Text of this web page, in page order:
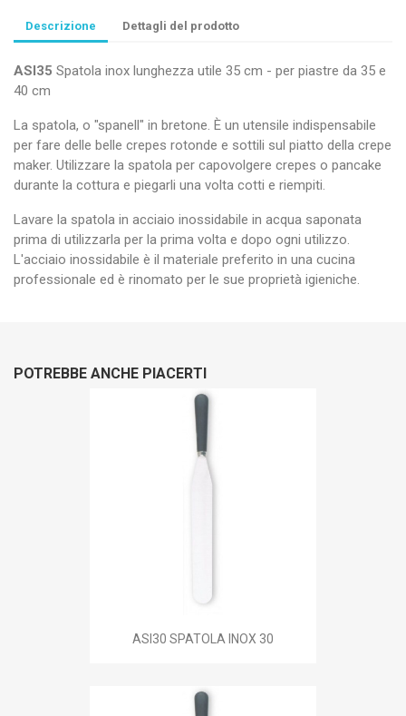
Descrizione Dettagli del prodotto
ASI35 Spatola inox lunghezza utile 35 cm - per piastre da 35 e
40 cm
La spatola, o "spanell" in bretone. È un utensile indispensabile
per fare delle belle crepes rotonde e sottili sul piatto della crepe
maker. Utilizzare la spatola per capovolgere crepes o pancake
durante la cottura e piegarli una volta cotti e riempiti.
Lavare la spatola in acciaio inossidabile in acqua saponata
prima di utilizzarla per la prima volta e dopo ogni utilizzo.
L'acciaio inossidabile è il materiale preferito in una cucina
professionale ed è rinomato per le sue proprietà igieniche.
POTREBBE ANCHE PIACERTI
ASI30 SPATOLA INOX 30